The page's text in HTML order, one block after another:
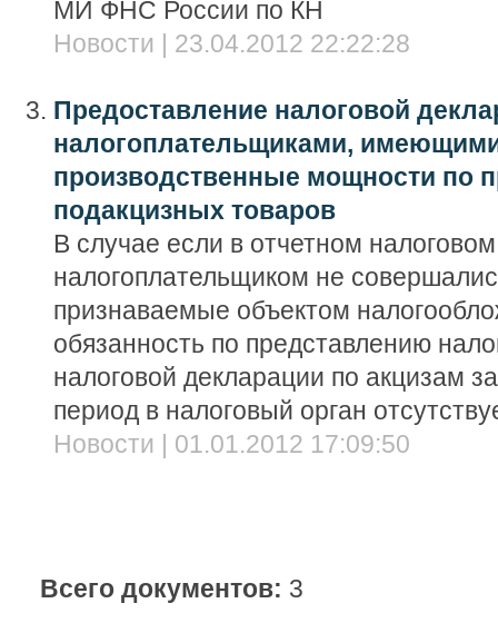
МИ ФНС России по КН
Новости | 23.04.2012 22:22:28
Предоставление налоговой
налогоплательщиками,
производственные мощности по
подакцизных товаров
В случае если в отчетном
налогоплательщиком не
признаваемые объектом
обязанность по представлению
налоговой декларации по акцизам
период в налоговый орган
Новости | 01.01.2012 17:09:50
Всего документов: 3